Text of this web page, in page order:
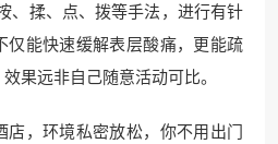
、揉、点、拨等手法，进行有针
仅能快速缓解表层酸痛，更能疏
果远非自己随意活动可比。
店，环境私密放松，你不用出门